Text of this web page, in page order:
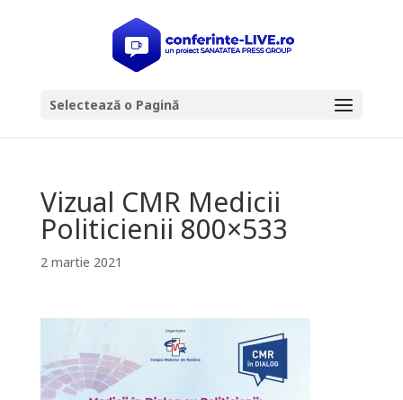
Selectează o Pagină
Vizual CMR Medicii
Politicienii 800×533
2 martie 2021